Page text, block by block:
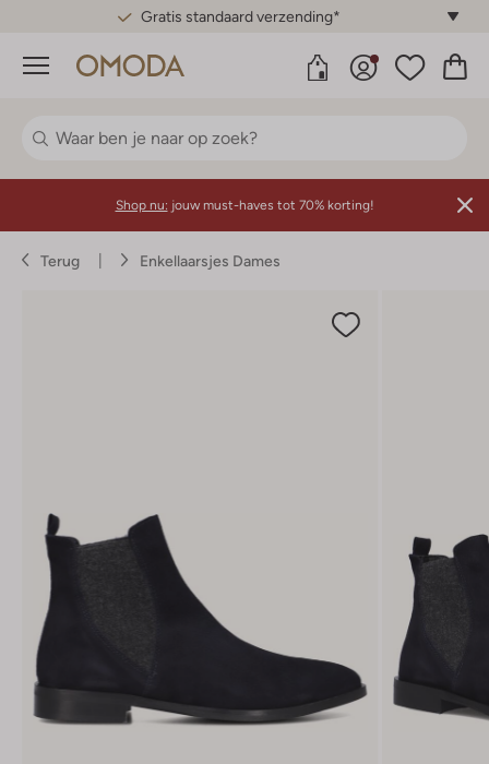
Gratis standaard verzending*
Menu
Shop nu: jouw must-haves tot 70% korting!
Terug Enkellaarsjes Dames